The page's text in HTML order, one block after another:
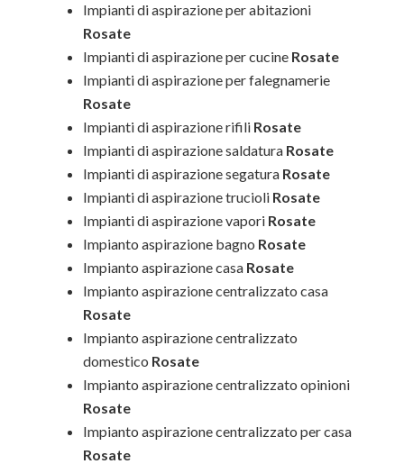
Impianti di aspirazione per abitazioni
Rosate
Impianti di aspirazione per cucine Rosate
Impianti di aspirazione per falegnamerie
Rosate
Impianti di aspirazione rifili Rosate
Impianti di aspirazione saldatura Rosate
Impianti di aspirazione segatura Rosate
Impianti di aspirazione trucioli Rosate
Impianti di aspirazione vapori Rosate
Impianto aspirazione bagno Rosate
Impianto aspirazione casa Rosate
Impianto aspirazione centralizzato casa
Rosate
Impianto aspirazione centralizzato
domestico Rosate
Impianto aspirazione centralizzato opinioni
Rosate
Impianto aspirazione centralizzato per casa
Rosate